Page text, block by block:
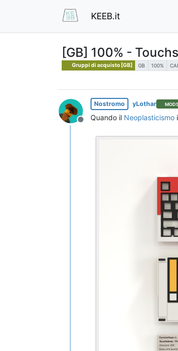
KEEB.it
[GB] 100% -
Gruppi di acquisto [GB] GB 100%
Non in linea
Nostromo yLothar
Quando il Neoplasticismo